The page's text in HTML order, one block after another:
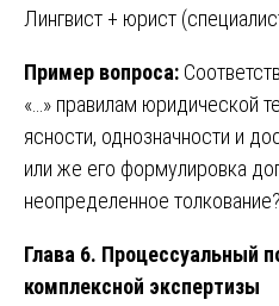
Лингвист + юрист
Пример вопроса:
«…» правилам юридической
ясности, однозначности и
или же его формулировка
неопределенное толкование?
Глава 6. Процессуальный
комплексной экспертизы